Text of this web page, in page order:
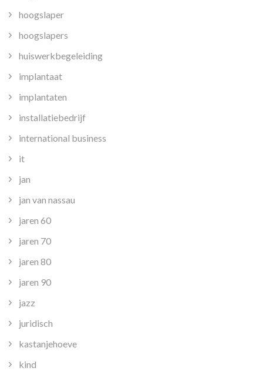
hoogslaper
hoogslapers
huiswerkbegeleiding
implantaat
implantaten
installatiebedrijf
international business
it
jan
jan van nassau
jaren 60
jaren 70
jaren 80
jaren 90
jazz
juridisch
kastanjehoeve
kind